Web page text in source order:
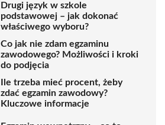
Drugi język w szkole
podstawowej – jak dokonać
właściwego wyboru?
Co jak nie zdam egzaminu
zawodowego? Możliwości i kroki
do podjęcia
Ile trzeba mieć procent, żeby
zdać egzamin zawodowy?
Kluczowe informacje